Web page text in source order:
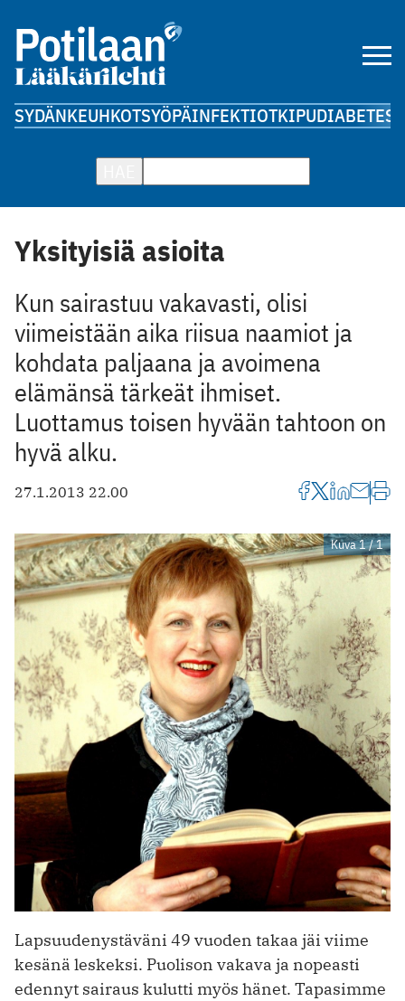
SYDÄNKEUHKOTSYÖPÄINFEKTIOTKIPUDIABETES
Yksityisiä asioita
Kun sairastuu vakavasti, olisi
viimeistään aika riisua naamiot ja
kohdata paljaana ja avoimena
elämänsä tärkeät ihmiset.
Luottamus toisen hyvään tahtoon on
hyvä alku.
27.1.2013 22.00
Kuva 1 / 1
Lapsuudenystäväni 49 vuoden takaa jäi viime
kesänä leskeksi. Puolison vakava ja nopeasti
edennyt sairaus kulutti myös hänet. Tapasimme